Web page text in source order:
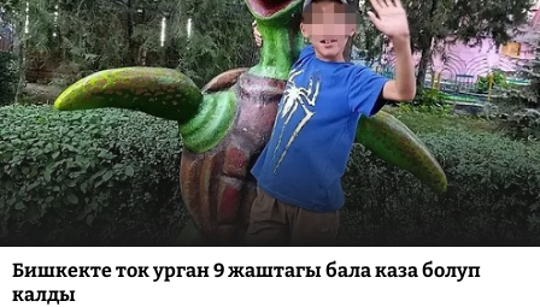
Бишкекте ток урган 9 жаштагы бала каза болуп
калды